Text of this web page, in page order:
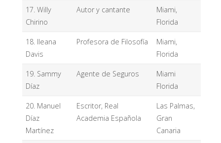
17. Willy
Chirino
Autor y cantante
Miami,
Florida
18. Ileana
Davis
Profesora de Filosofía
Miami,
Florida
19. Sammy
Díaz
Agente de Seguros
Miami
Florida
20. Manuel
Díaz
Martínez
Escritor, Real
Academia Española
Las Palmas,
Gran
Canaria